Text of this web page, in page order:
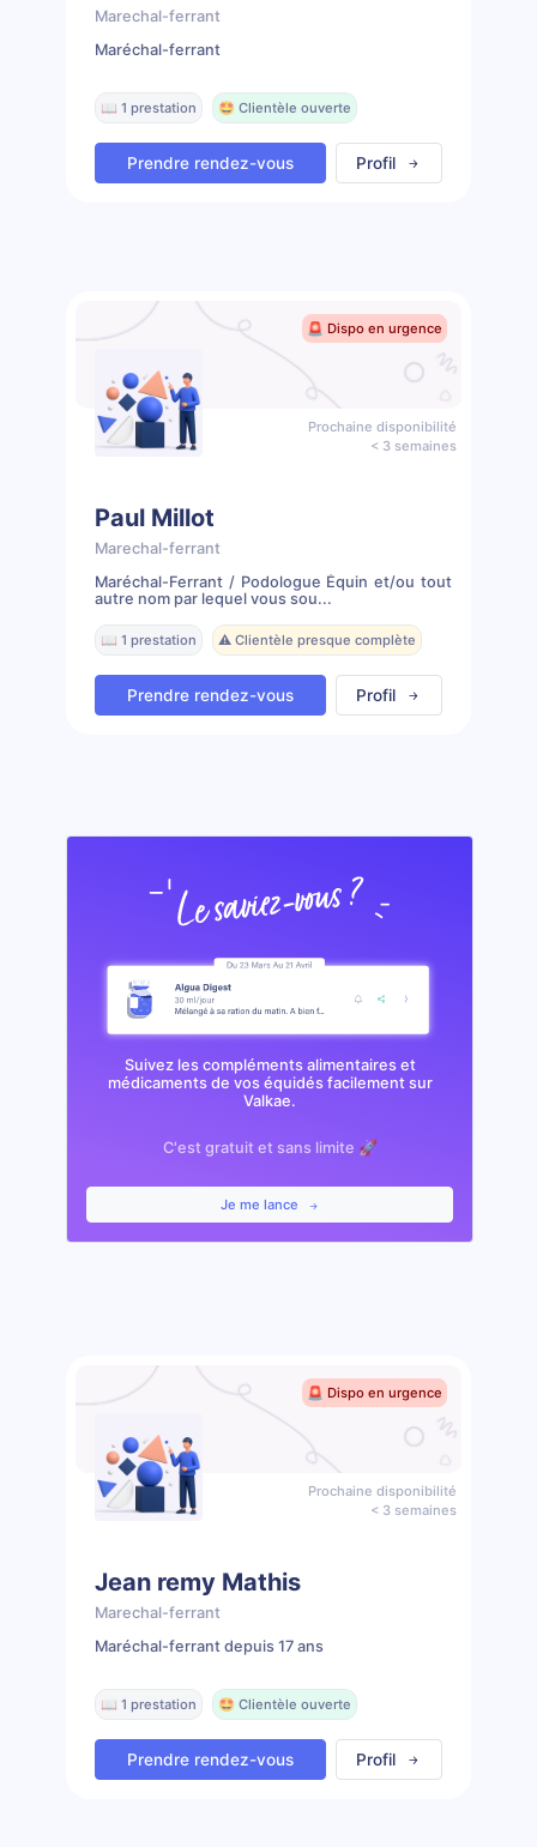
Marechal-ferrant
Maréchal-ferrant
📖 1 prestation 🤩 Clientèle ouverte
Prendre rendez-vous Profil
🚨 Dispo en urgence
Prochaine disponibilité
< 3 semaines
Paul Millot
Marechal-ferrant
Maréchal-Ferrant / Podologue Équin et/ou tout
autre nom par lequel vous sou...
📖 1 prestation ⚠️ Clientèle presque complète
Prendre rendez-vous Profil
Suivez les compléments alimentaires et
médicaments de vos équidés facilement sur
Valkae.
C'est gratuit et sans limite 🚀
Je me lance
🚨 Dispo en urgence
Prochaine disponibilité
< 3 semaines
Jean remy Mathis
Marechal-ferrant
Maréchal-ferrant depuis 17 ans
📖 1 prestation 🤩 Clientèle ouverte
Prendre rendez-vous Profil